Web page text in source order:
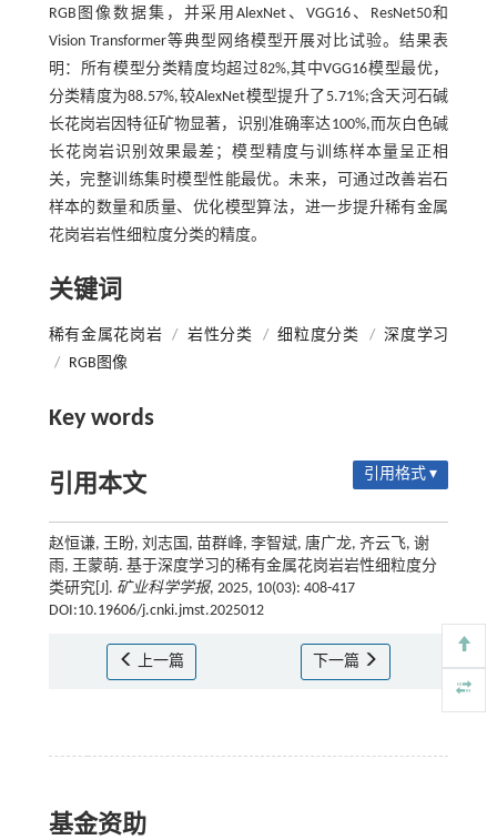
RGB图像数据集，并采用AlexNet、VGG16、ResNet50和
Vision Transformer等典型网络模型开展对比试验。结果表
明：所有模型分类精度均超过82%,其中VGG16模型最优，
分类精度为88.57%,较AlexNet模型提升了5.71%;含天河石碱
长花岗岩因特征矿物显著，识别准确率达100%,而灰白色碱
长花岗岩识别效果最差；模型精度与训练样本量呈正相
关，完整训练集时模型性能最优。未来，可通过改善岩石
样本的数量和质量、优化模型算法，进一步提升稀有金属
花岗岩岩性细粒度分类的精度。
关键词
稀有金属花岗岩 / 岩性分类 / 细粒度分类 / 深度学习
/
RGB图像
Key words
引用本文 引用格式 ▾
赵恒谦, 王盼, 刘志国, 苗群峰, 李智斌, 唐广龙, 齐云飞, 谢
雨, 王蒙萌. 基于深度学习的稀有金属花岗岩岩性细粒度分
类研究[J]. 矿业科学学报, 2025, 10(03): 408-417
DOI:10.19606/j.cnki.jmst.2025012
上一篇 下一篇
基金资助